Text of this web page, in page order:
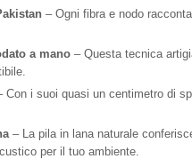
– Ogni fibra e nodo
a mano – Questa tecnica
Con i suoi quasi un centimetro di
– La pila in lana naturale
per il tuo ambiente.